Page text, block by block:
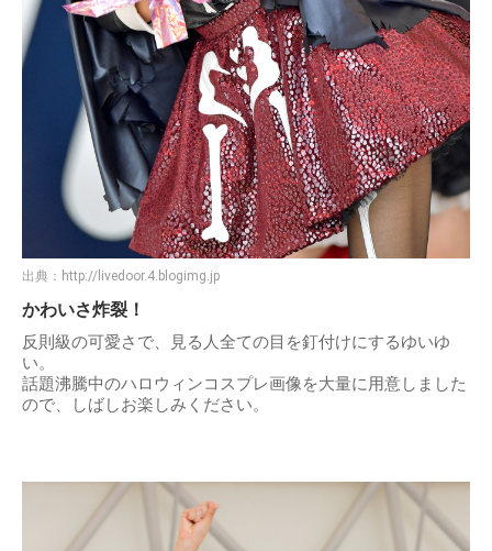
出典： http://livedoor.4.blogimg.jp
かわいさ炸裂！
反則級の可愛さで、見る人全ての目を釘付けにするゆいゆ
い。
話題沸騰中のハロウィンコスプレ画像を大量に用意しました
ので、しばしお楽しみください。